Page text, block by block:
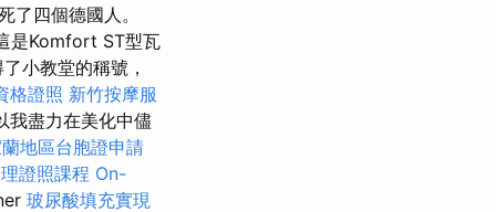
了四個德國人。
是Komfort ST型瓦
小教堂的稱號，
格證照 新竹按摩服
我盡力在美化中儘
地區台胞證申請
證照課程 On-
玻尿酸填充實現